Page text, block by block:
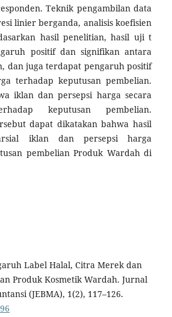
Teknik pengambilan data
linier berganda, analisis koefisien
hasil penelitian, hasil uji t
positif dan signifikan antara
dan juga terdapat pengaruh positif
terhadap keputusan pembelian.
iklan dan persepsi harga secara
keputusan pembelian.
dapat dikatakan bahwa hasil
iklan dan persepsi harga
pembelian Produk Wardah di
Label Halal, Citra Merek dan
Produk Kosmetik Wardah. Jurnal
(JEBMA), 1(2), 117–126.